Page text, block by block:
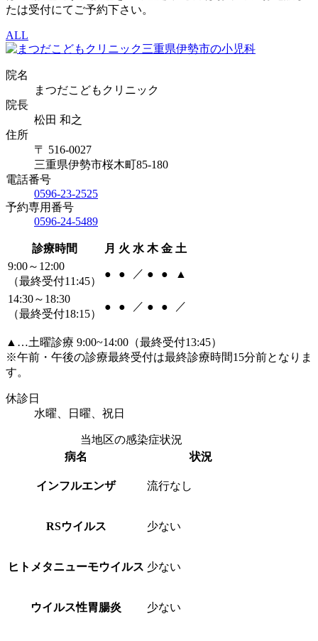
たは受付にてご予約下さい。
ALL
院名
まつだこどもクリニック
院長
松田 和之
住所
〒 516-0027
三重県伊勢市桜木町85-180
電話番号
0596-23-2525
予約専用番号
0596-24-5489
診療時間 月 火 水 木 金 土
9:00～12:00
（最終受付11:45）
● ● ／ ● ● ▲
14:30～18:30
（最終受付18:15）
● ● ／ ● ● ／
▲ …土曜診療 9:00~14:00（最終受付13:45）
※午前・午後の診療最終受付は最終診療時間15分前となりま
す。
休診日
水曜、日曜、祝日
当地区の感染症状況
病名
状況
インフルエンザ 流行なし
RSウイルス 少ない
ヒトメタニューモウイルス 少ない
ウイルス性胃腸炎 少ない